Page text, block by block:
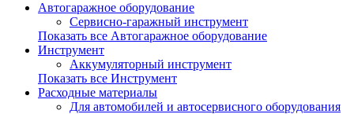
Автогаражное оборудование
Сервисно-гаражный инструмент
Показать все Автогаражное оборудование
Инструмент
Аккумуляторный инструмент
Показать все Инструмент
Расходные материалы
Для автомобилей и автосервисного оборудования